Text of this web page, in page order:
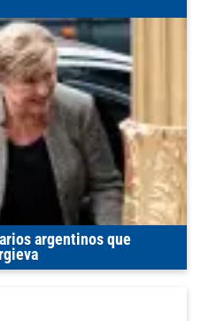
argentinos que